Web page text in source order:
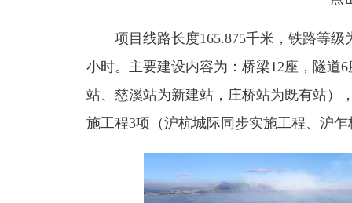
项目线路长度165.875千米，铁路等级
小时。主要建设内容为：桥梁12座，隧道
站、 慈溪站为新建站，庄桥站为既有站）
施工程3项（沪杭城际同步实施工程、沪